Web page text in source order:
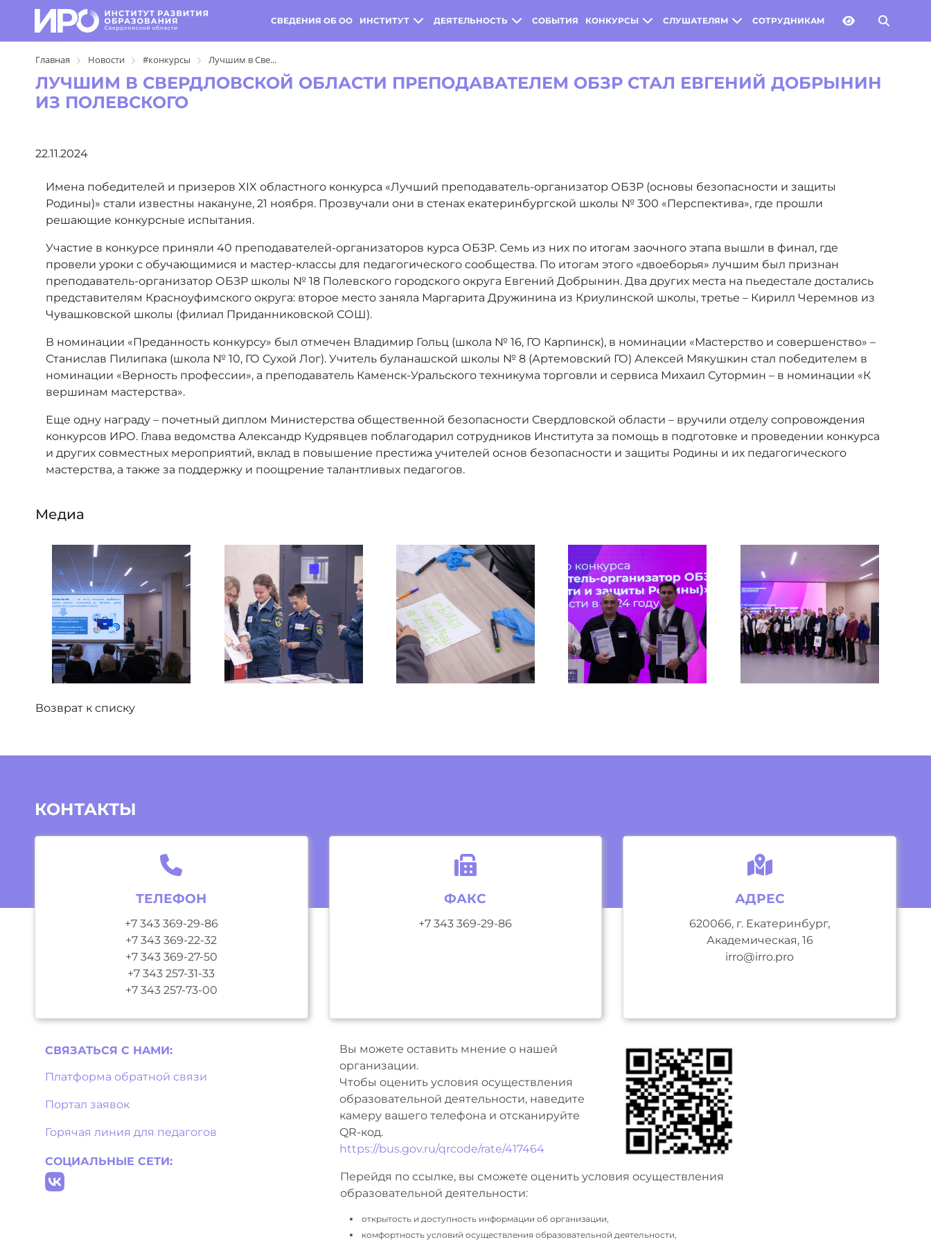
СВЕДЕНИЯ ОБ ОО ИНСТИТУТ ДЕЯТЕЛЬНОСТЬ СОБЫТИЯ КОНКУРСЫ СЛУШАТЕЛЯМ СОТРУДНИКАМ
Главная Новости #конкурсы Лучшим в Све...
ЛУЧШИМ В СВЕРДЛОВСКОЙ ОБЛАСТИ ПРЕПОДАВАТЕЛЕМ ОБЗР СТАЛ ЕВГЕНИЙ ДОБРЫНИН
ИЗ ПОЛЕВСКОГО
22.11.2024
Имена победителей и призеров XIX областного конкурса «Лучший преподаватель-организатор ОБЗР (основы безопасности и защиты
Родины)» стали известны накануне, 21 ноября. Прозвучали они в стенах екатеринбургской школы № 300 «Перспектива», где прошли
решающие конкурсные испытания.
Участие в конкурсе приняли 40 преподавателей-организаторов курса ОБЗР. Семь из них по итогам заочного этапа вышли в финал, где
провели уроки с обучающимися и мастер-классы для педагогического сообщества. По итогам этого «двоеборья» лучшим был признан
преподаватель-организатор ОБЗР школы № 18 Полевского городского округа Евгений Добрынин. Два других места на пьедестале достались
представителям Красноуфимского округа: второе место заняла Маргарита Дружинина из Криулинской школы, третье – Кирилл Черемнов из
Чувашковской школы (филиал Приданниковской СОШ).
В номинации «Преданность конкурсу» был отмечен Владимир Гольц (школа № 16, ГО Карпинск), в номинации «Мастерство и совершенство» –
Станислав Пилипака (школа № 10, ГО Сухой Лог). Учитель буланашской школы № 8 (Артемовский ГО) Алексей Мякушкин стал победителем в
номинации «Верность профессии», а преподаватель Каменск-Уральского техникума торговли и сервиса Михаил Сутормин – в номинации «К
вершинам мастерства».
Еще одну награду – почетный диплом Министерства общественной безопасности Свердловской области – вручили отделу сопровождения
конкурсов ИРО. Глава ведомства Александр Кудрявцев поблагодарил сотрудников Института за помощь в подготовке и проведении конкурса
и других совместных мероприятий, вклад в повышение престижа учителей основ безопасности и защиты Родины и их педагогического
мастерства, а также за поддержку и поощрение талантливых педагогов.
Медиа
Возврат к списку
КОНТАКТЫ
ТЕЛЕФОН
+7 343 369-29-86
+7 343 369-22-32
+7 343 369-27-50
+7 343 257-31-33
+7 343 257-73-00
ФАКС
+7 343 369-29-86
АДРЕС
620066, г. Екатеринбург,
Академическая, 16
irro@irro.pro
СВЯЗАТЬСЯ С НAМИ:
Платформа обратной связи
Портал заявок
Горячая линия для педагогов
СОЦИАЛЬНЫЕ СЕТИ:
Вы можете оставить мнение о нашей
организации.
Чтобы оценить условия осуществления
образовательной деятельности, наведите
камеру вашего телефона и отсканируйте
QR-код.
https://bus.gov.ru/qrcode/rate/417464
Перейдя по ссылке, вы сможете оценить условия осуществления
образовательной деятельности:
открытость и доступность информации об организации,
комфортность условий осуществления образовательной деятельности,